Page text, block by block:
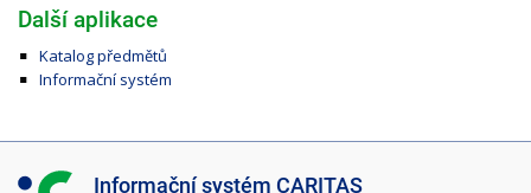
Další aplikace
Katalog předmětů
Informační systém
I Informační systém CARITAS